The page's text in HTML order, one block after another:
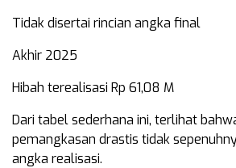
Tidak disertai rincian angka final
Akhir 2025
Hibah terealisasi Rp 61,08 M
Dari tabel sederhana ini, terlihat
pemangkasan drastis tidak
angka realisasi.